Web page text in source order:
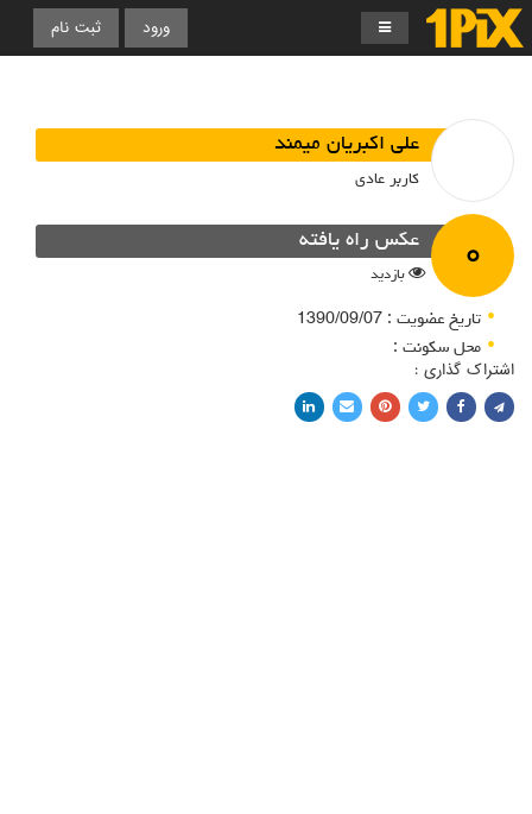
ورود ثبت نام
علی اکبریان میمند
کاربر عادی
۰ عکس راه یافته
بازدید
تاریخ عضویت : 1390/09/07
محل سکونت :
اشتراک گذاری :
اشتراک با فیسبوکاشتراک در توییتر
پین کردن در پینترست
اشتراک با ایمیلاشتراک با لینکدین